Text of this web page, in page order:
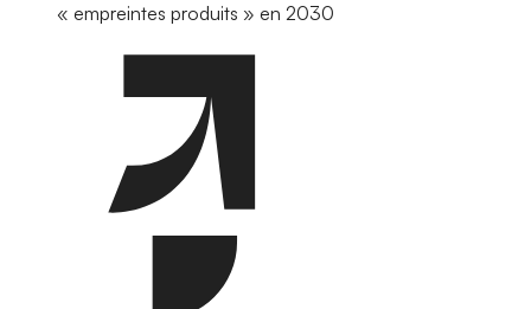
« empreintes produits » en 2030